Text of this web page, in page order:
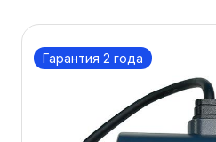
Гарантия 2 года